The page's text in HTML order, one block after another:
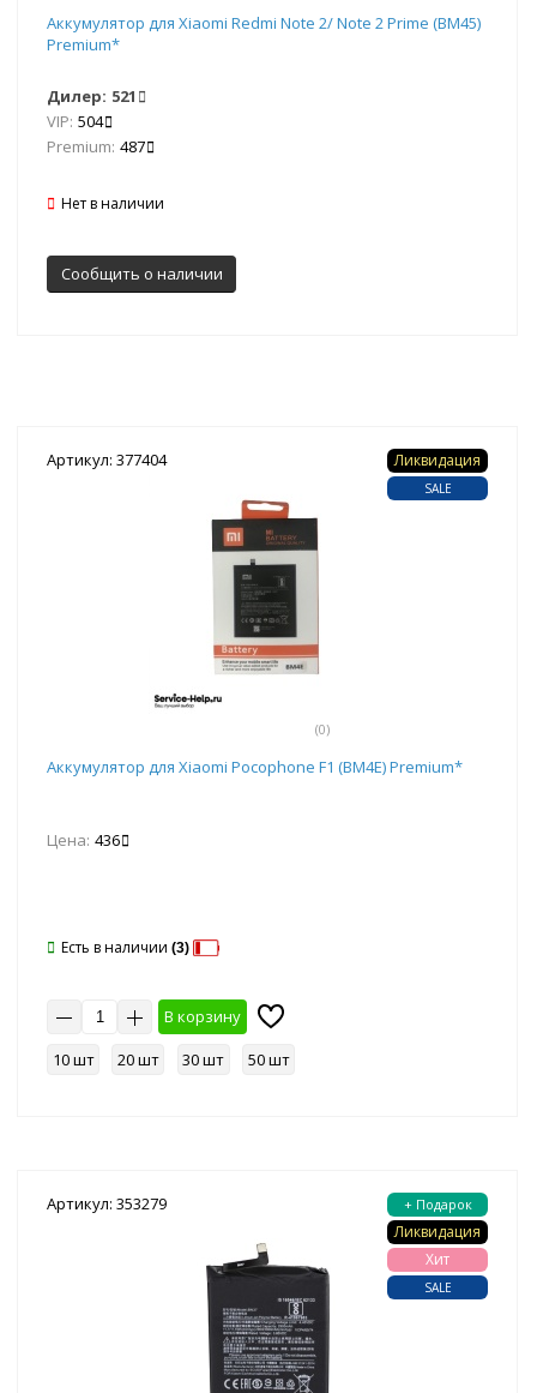
Аккумулятор для Xiaomi Redmi Note 2/ Note 2 Prime (BM45)
Premium*
Дилер: 521
VIP: 504
Premium: 487
Нет в наличии
Сообщить о наличии
Артикул: 377404
(0)
Ликвидация
SALE
Аккумулятор для Xiaomi Pocophone F1 (BM4E) Premium*
Цена: 436
Есть в наличии (3)
В корзину
10 шт
20 шт 30 шт 50 шт
Артикул: 353279 + Подарок
Ликвидация
Хит
SALE